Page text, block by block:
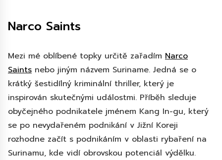
Narco Saints
Mezi mé oblíbené topky určitě zařadím Narco
Saints nebo jiným názvem Suriname. Jedná se o
krátký šestidílný kriminální thriller, který je
inspirován skutečnými událostmi. Příběh sleduje
obyčejného podnikatele jménem Kang In-gu, který
se po nevydařeném podnikání v Jižní Koreji
rozhodne začít s podnikáním v oblasti rybaření na
Surinamu, kde vidí obrovskou potenciál výdělku.